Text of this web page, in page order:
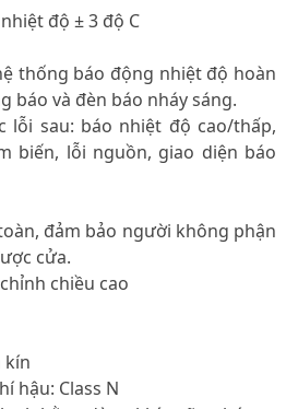
độ ± 3 độ C
thống báo động nhiệt độ hoàn
báo và đèn báo nháy sáng.
lỗi sau: báo nhiệt độ cao/thấp,
biến, lỗi nguồn, giao diện báo
đảm bảo người không phận
cửa.
chiều cao
kín
hậu: Class N